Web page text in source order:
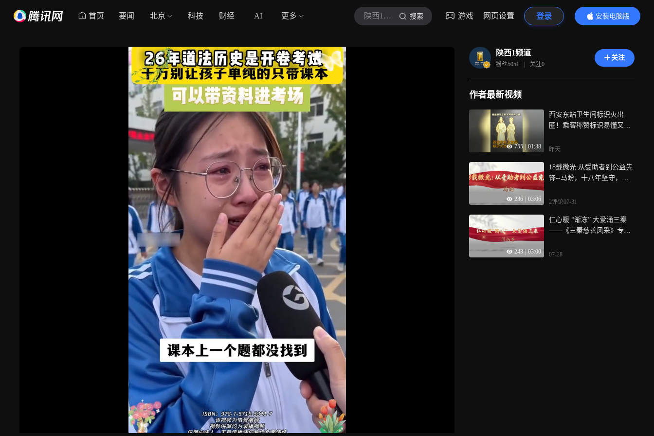
首页 要闻 北京 科技 财经 AI 更多 陕西1频道 搜索 游戏 网页设置 登录
安装电脑版
内容更精彩
陕西1频道
粉丝5051 | 关注0
关注
作者最新视频
755 01:38
西安东站卫生间标识火出
圈！乘客称赞标识易懂又有
微处！
昨天
236 03:06
18载微光:从受助者到公益先
锋--马盼，十八年坚守，一
到公益先锋，马盼始终以共
巾帼，柔情担当社会责任，
以专业实干深耕慈善事业，
生动诠释了新时代志愿者的
2评论07-31
243 | 03:00
仁心暖 “渐冻” 大爱涌三秦
——《三秦慈善风采》专题
世、以善心助人，用数十年
07-28